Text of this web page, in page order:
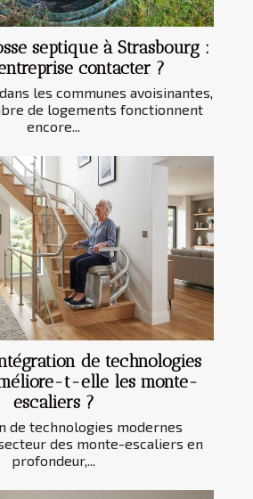
septique à Strasbourg :
contacter ?
les communes avoisinantes,
de logements fonctionnent
encore...
de technologies
t-elle les monte-
escaliers ?
de technologies modernes
des monte-escaliers en
profondeur,...